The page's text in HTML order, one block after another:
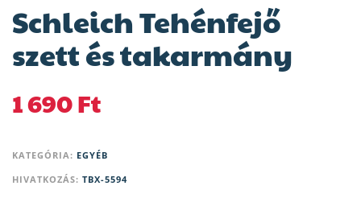
Schleich Tehénfejő
szett és takarmány
1 690Ft
KATEGÓRIA: EGYÉB
HIVATKOZÁS: TBX-5594